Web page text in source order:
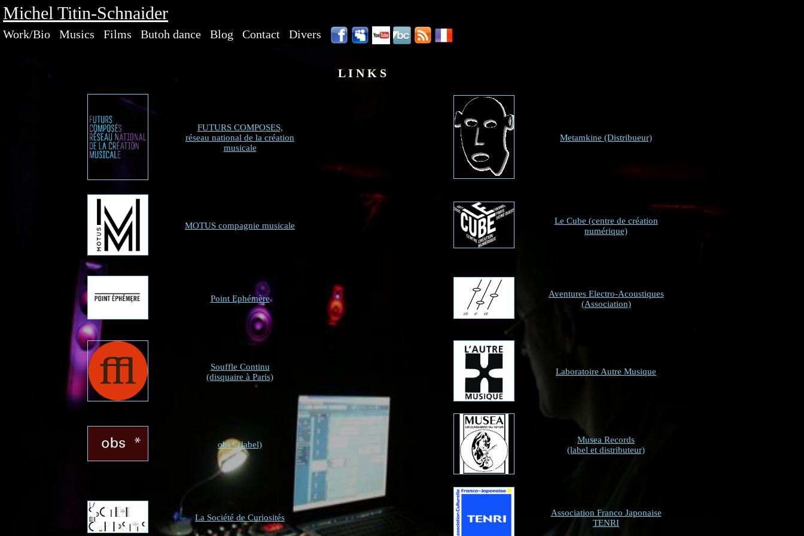
Michel Titin-Schnaider
Work/Bio Musics Films Butoh dance Blog Contact Divers
L I N K S
FUTURS COMPOSES,
réseau national de la création
musicale
Metamkine (Distribueur)
MOTUS compagnie musicale
Le Cube (centre de création
numérique)
Point Ephémère
Aventures Electro-Acoustiques
(Association)
Souffle Continu
(disquaire à Paris)
Laboratoire Autre Musique
obs* (label)
Musea Records
(label et distributeur)
La Société de Curiosités
Association Franco Japonaise
TENRI